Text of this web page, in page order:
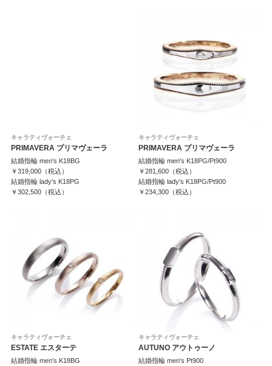
キャラティヴォーチェ
PRIMAVERA プリマヴェーラ
結婚指輪 men's K18BG
￥319,000（税込）
結婚指輪 lady's K18PG
￥302,500（税込）
キャラティヴォーチェ
PRIMAVERA プリマヴェーラ
結婚指輪 men's K18PG/Pt900
￥281,600（税込）
結婚指輪 lady's K18PG/Pt900
￥234,300（税込）
キャラティヴォーチェ
ESTATE エスターテ
結婚指輪 men's K18BG
キャラティヴォーチェ
AUTUNO アウトゥーノ
結婚指輪 men's Pt900